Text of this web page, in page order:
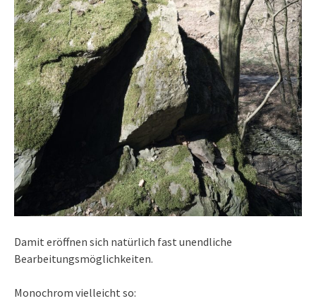
Damit eröffnen sich natürlich fast unendliche
Bearbeitungsmöglichkeiten.
Monochrom vielleicht so: